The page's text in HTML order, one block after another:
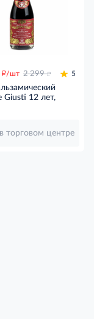
д/шт 2 299 д 5
Giusti 12 лет,
в торговом центре